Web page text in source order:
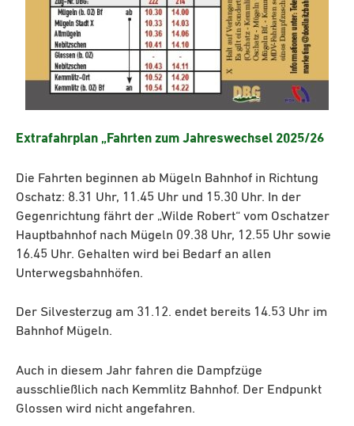
Extrafahrplan „Fahrten zum Jahreswechsel 2025/26
Die Fahrten beginnen ab Mügeln Bahnhof in Richtung
Oschatz: 8.31 Uhr, 11.45 Uhr und 15.30 Uhr. In der
Gegenrichtung fährt der „Wilde Robert“ vom Oschatzer
Hauptbahnhof nach Mügeln 09.38 Uhr, 12.55 Uhr sowie
16.45 Uhr. Gehalten wird bei Bedarf an allen
Unterwegsbahnhöfen.
Der Silvesterzug am 31.12. endet bereits 14.53 Uhr im
Bahnhof Mügeln.
Auch in diesem Jahr fahren die Dampfzüge
ausschließlich nach Kemmlitz Bahnhof. Der Endpunkt
Glossen wird nicht angefahren.